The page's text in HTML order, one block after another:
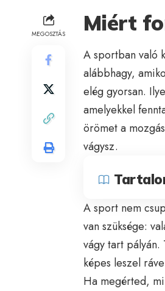
MEGOSZTÁS Miért
A sportban való
alábbhagy,
elég gyorsan.
amelyekkel
örömet a
vágysz.
A sport nem
van szüksége:
vágy tart
képes leszel
Ha megérted,